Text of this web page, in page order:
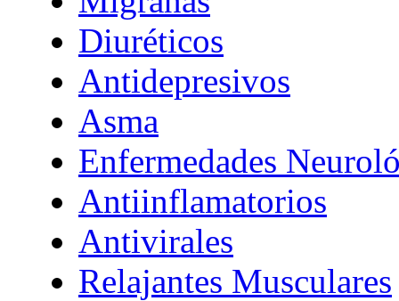
Diuréticos
Antidepresivos
Asma
Enfermedades
Antiinflamatorios
Antivirales
Relajantes Musculares